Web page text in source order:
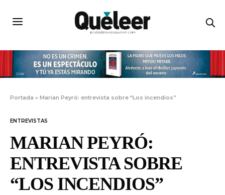
Portada »Marian Peyró: entrevista sobre “Los incendios”
ENTREVISTAS
MARIAN PEYRÓ:
ENTREVISTA SOBRE
“LOS INCENDIOS”